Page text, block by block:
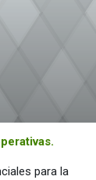
para la